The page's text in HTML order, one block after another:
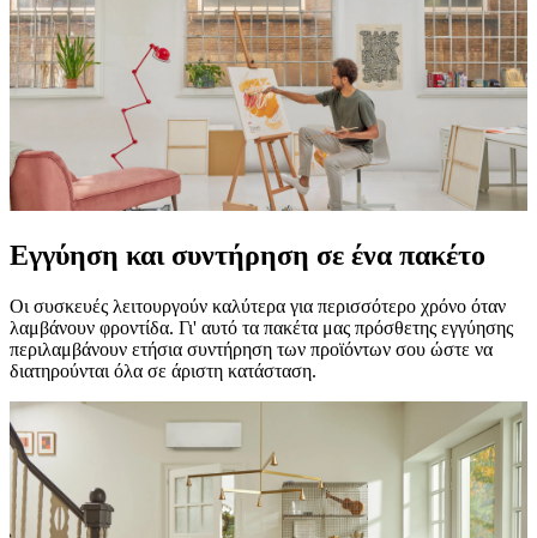
Εγγύηση και συντήρηση σε ένα πακέτο
Οι συσκευές λειτουργούν καλύτερα για περισσότερο χρόνο όταν
λαμβάνουν φροντίδα. Γι' αυτό τα πακέτα μας πρόσθετης εγγύησης
περιλαμβάνουν ετήσια συντήρηση των προϊόντων σου ώστε να
διατηρούνται όλα σε άριστη κατάσταση.